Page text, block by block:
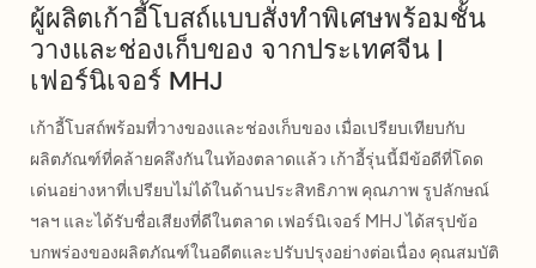
ผู้ผลิตเก้าอี้โบสถ์แบบสั่งทำพิเศษพร้อมชั้น
วางและช่องเก็บของ จากประเทศจีน |
เฟอร์นิเจอร์ MHJ
เก้าอี้โบสถ์พร้อมที่วางของและช่องเก็บของ เมื่อเปรียบเทียบกับ
ผลิตภัณฑ์ที่คล้ายคลึงกันในท้องตลาดแล้ว เก้าอี้รุ่นนี้มีข้อดีที่โดด
เด่นอย่างหาที่เปรียบไม่ได้ในด้านประสิทธิภาพ คุณภาพ รูปลักษณ์
ฯลฯ และได้รับชื่อเสียงที่ดีในตลาด เฟอร์นิเจอร์ MHJ ได้สรุปข้อ
บกพร่องของผลิตภัณฑ์ในอดีตและปรับปรุงอย่างต่อเนื่อง คุณสมบัติ